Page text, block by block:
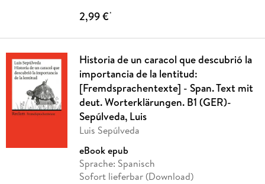
2,99 €*
Historia de un caracol que descubrió la
importancia de la lentitud:
[Fremdsprachentexte] - Span. Text mit
deut. Worterklärungen. B1 (GER)-
Sepúlveda, Luis
Luis Sepúlveda
eBook epub
Sprache: Spanisch
Sofort lieferbar (Download)